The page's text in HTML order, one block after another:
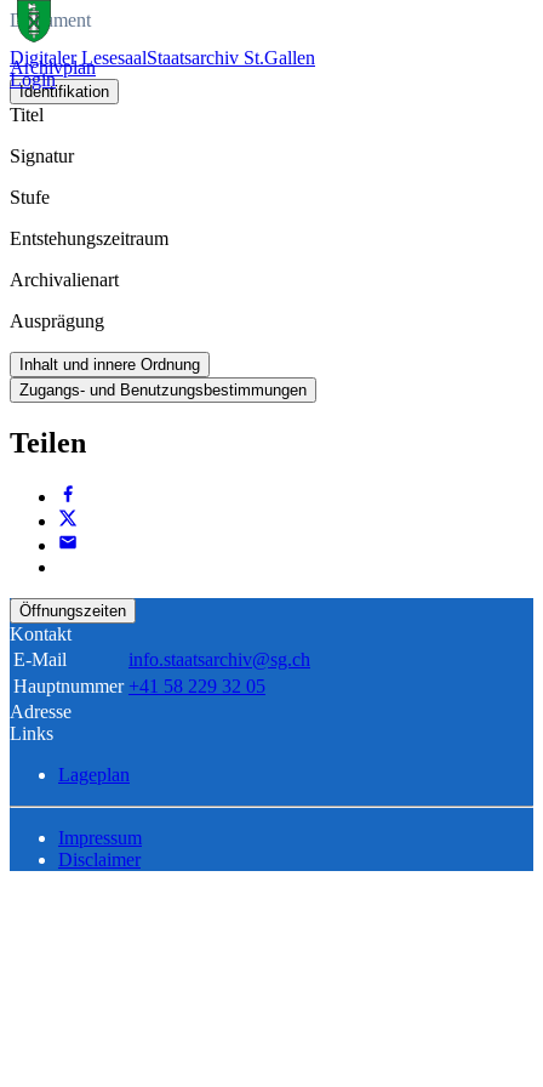
Digitaler LesesaalStaatsarchiv St.Gallen
Login
Dokument
Archivplan
Identifikation
Titel
Signatur
Stufe
Entstehungszeitraum
Archivalienart
Ausprägung
Inhalt und innere Ordnung
Zugangs- und Benutzungsbestimmungen
Teilen
Öffnungszeiten
Kontakt
E-Mail
info.staatsarchiv@sg.ch
Hauptnummer +41 58 229 32 05
Adresse
Links
Lageplan
Impressum
Disclaimer